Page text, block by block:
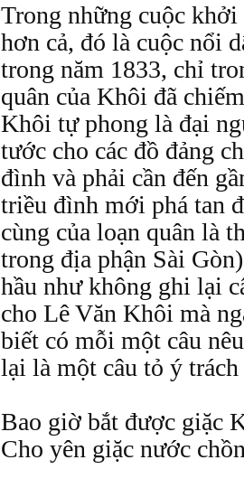
Trong những cuộc
hơn cả, đó là cuộc nổi
trong năm 1833, chỉ
quân của Khôi đã
Khôi tự phong là đại
tước cho các đồ đảng
đình và phải cần đến
triều đình mới phá tan
cùng của loạn quân là
trong địa phận Sài
hầu như không ghi lại
cho Lê Văn Khôi mà
biết có mỗi một câu
lại là một câu tỏ ý
Bao giờ bắt được giặc
Cho yên giặc nước